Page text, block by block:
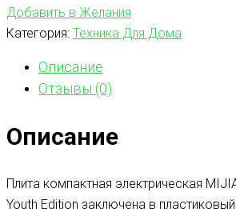
Добавить в Желания
Категория: Техника Для Дома
Описание
Отзывы (0)
Описание
Плита компактная электрическая
Youth Edition заключена в